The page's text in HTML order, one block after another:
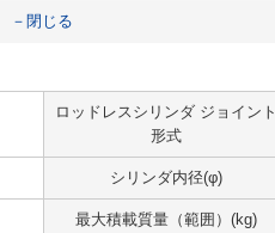
－閉じる
ロッドレスシリンダ ジョイント
形式
シリンダ内径(φ)
最大積載質量（範囲）(kg)